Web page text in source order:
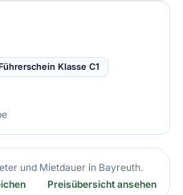
Klasse C1
und Mietdauer in Bayreuth.
Preisübersicht ansehen